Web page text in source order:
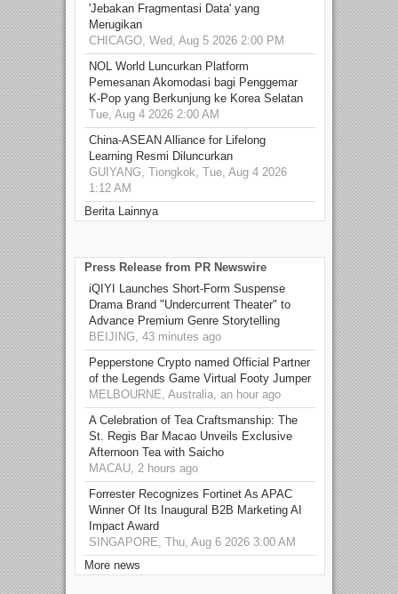
'Jebakan Fragmentasi Data' yang
Merugikan
CHICAGO, Wed, Aug 5 2026 2:00 PM
NOL World Luncurkan Platform
Pemesanan Akomodasi bagi Penggemar
K-Pop yang Berkunjung ke Korea Selatan
Tue, Aug 4 2026 2:00 AM
China-ASEAN Alliance for Lifelong
Learning Resmi Diluncurkan
GUIYANG, Tiongkok, Tue, Aug 4 2026
1:12 AM
Berita Lainnya
Press Release from PR Newswire
iQIYI Launches Short-Form Suspense
Drama Brand "Undercurrent Theater" to
Advance Premium Genre Storytelling
BEIJING, 43 minutes ago
Pepperstone Crypto named Official Partner
of the Legends Game Virtual Footy Jumper
MELBOURNE, Australia, an hour ago
A Celebration of Tea Craftsmanship: The
St. Regis Bar Macao Unveils Exclusive
Afternoon Tea with Saicho
MACAU, 2 hours ago
Forrester Recognizes Fortinet As APAC
Winner Of Its Inaugural B2B Marketing AI
Impact Award
SINGAPORE, Thu, Aug 6 2026 3:00 AM
More news